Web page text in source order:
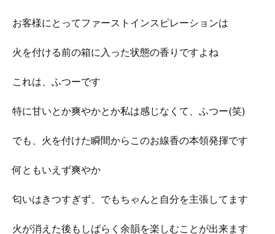
お客様にとってファーストインスピレーションは
火を付ける前の箱に入った状態の香りですよね
これは、ふつーです
特に甘いとか爽やかとか私は感じなくて、ふつー(笑)
でも、火を付けた瞬間からこのお線香の本領発揮です
何ともいえず爽やか
匂いはきつすぎず、でもちゃんと自分を主張してます
火が消えた後もしばらく余韻を楽しむことが出来ます